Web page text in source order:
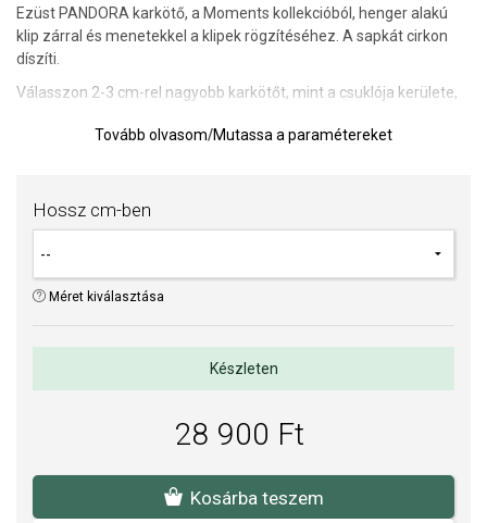
Ezüst PANDORA karkötő, a Moments kollekcióból, henger alakú
klip zárral és menetekkel a klipek rögzítéséhez. A sapkát cirkon
díszíti.
Válasszon 2-3 cm-rel nagyobb karkötőt, mint a csuklója kerülete,
Önnek, vegye fel velünk a kapcsolatot, kicseréljük a karkötőt, ha
karkötő enyhén, 2-4 mm-rel megnyúlik.
Súly a karkötő hosszától függően 11 - 15 g
A SOFIA a PANDORA (www.Pandora.net) hivatalos forgalmazója.
csomagolásban.
Tovább olvasom/Mutassa a paramétereket
Hossz cm-ben
Méret kiválasztása
Készleten
28 900 Ft
Kosárba teszem